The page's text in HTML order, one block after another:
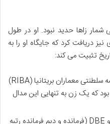
شمار زاها حدید نبود. او در طول
دریافت کرد که جایگاه او را به
تثبیت می کند:
در سال ۲۰۱۶، مدال طلای موسسه سلطنتی معماران بریتانیا (RIBA)
که یک زن به تنهایی این مدال
او نشان های امپراطوری CBE و DBE (فرمانده و دیم فرمانده رتبه